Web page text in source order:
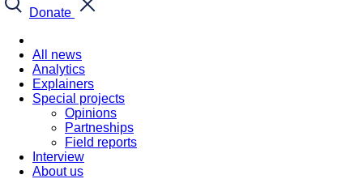
Donate
All news
Analytics
Explainers
Special projects
Opinions
Partneships
Field reports
Interview
About us